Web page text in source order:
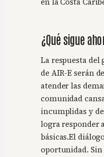
en la Costa
¿Qué sigue
La respuesta del
de AIR-E serán
atender las
comunidad
incumplidas y
logra responder
básicas.El
oportunidad. Sin